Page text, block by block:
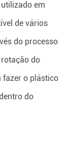
em
de vários
do processo
do
fazer o plástico
do